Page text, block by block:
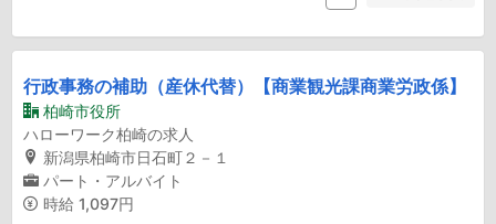
行政事務の補助（産休代替）【商業観光課商業労政係】
柏崎市役所
ハローワーク柏崎の求人
新潟県柏崎市日石町２－１
パート・アルバイト
時給 1,097円